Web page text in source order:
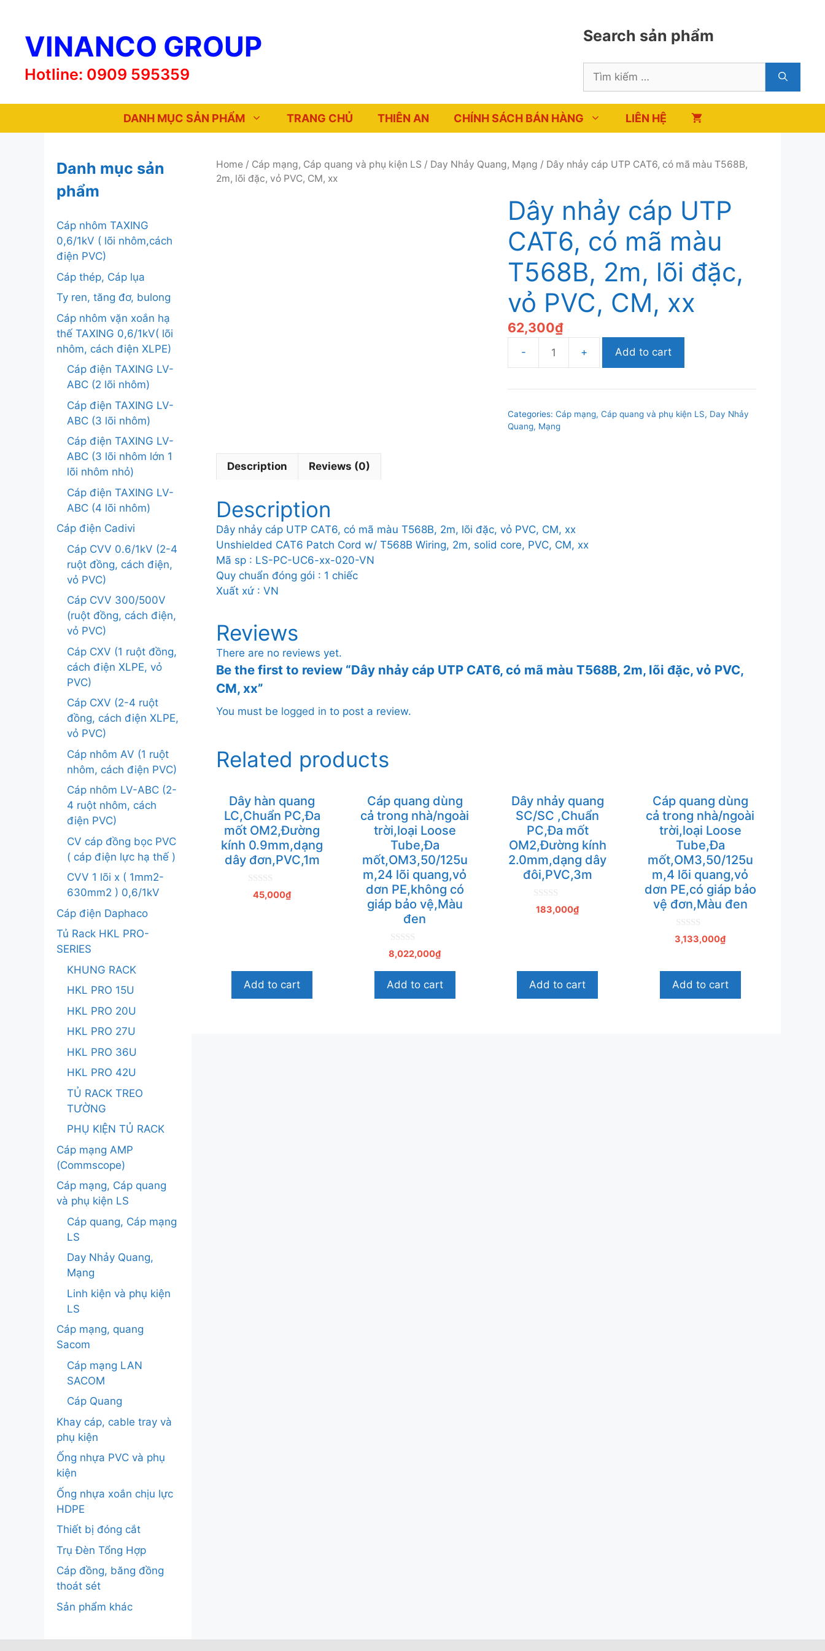
VINANCO GROUP
Hotline: 0909 595359
Search sản phẩm
Tìm
DANH MỤC SẢN PHẨM TRANG CHỦ THIÊN AN CHÍNH SÁCH BÁN HÀNG LIÊN HỆ
Home / Cáp mạng, Cáp quang và phụ kiện LS / Day Nhảy Quang, Mạng / Dây nhảy cáp UTP CAT6, có mã màu T568B,
2m, lõi đặc, vỏ PVC, CM, xx
Dây nhảy cáp UTP
CAT6, có mã màu
T568B, 2m, lõi đặc,
vỏ PVC, CM, xx
62,300₫
cáp
CAT6,
đặc,
vỏ
Add to cart
Categories:Cáp mạng, Cáp quang và phụ kiện LS, Day Nhảy
Quang, Mạng
Description Reviews (0)
Description
Dây nhảy cáp UTP CAT6, có mã màu T568B, 2m, lõi đặc, vỏ PVC, CM, xx
Unshielded CAT6 Patch Cord w/ T568B Wiring, 2m, solid core, PVC, CM, xx
Mã sp : LS-PC-UC6-xx-020-VN
Quy chuẩn đóng gói : 1 chiếc
Xuất xứ : VN
Reviews
There are no reviews yet.
Be the first to review “Dây nhảy cáp UTP CAT6, có mã màu T568B, 2m, lõi đặc, vỏ PVC,
CM, xx”
You must be logged in to post a review.
Related products
Dây hàn quang
LC,Chuẩn PC,Đa
mốt OM2,Đường
kính 0.9mm,dạng
dây đơn,PVC,1m
45,000₫
Add to cart
Cáp quang dùng
cả trong nhà/ngoài
trời,loại Loose
Tube,Đa
mốt,OM3,50/125u
m,24 lõi quang,vỏ
dơn PE,không có
giáp bảo vệ,Màu
đen
0
n
à
5
8,022,000₫
Add to cart
Dây nhảy quang
SC/SC ,Chuẩn
PC,Đa mốt
OM2,Đường kính
2.0mm,dạng dây
đôi,PVC,3m
0
n
183,000₫
Add to cart
Cáp quang dùng
cả trong nhà/ngoài
trời,loại Loose
Tube,Đa
mốt,OM3,50/125u
m,4 lõi quang,vỏ
dơn PE,có giáp bảo
vệ đơn,Màu đen
0
n
à
i
5
3,133,000₫
Add to cart
Danh mục sản
phẩm
Cáp nhôm TAXING
0,6/1kV ( lõi nhôm,cách
điện PVC)
Cáp thép, Cáp lụa
Ty ren, tăng đơ, bulong
Cáp nhôm vặn xoắn hạ
thế TAXING 0,6/1kV( lõi
nhôm, cách điện XLPE)
Cáp điện TAXING LV-
ABC (2 lõi nhôm)
Cáp điện TAXING LV-
ABC (3 lõi nhôm)
Cáp điện TAXING LV-
ABC (3 lõi nhôm lớn 1
lõi nhôm nhỏ)
Cáp điện TAXING LV-
ABC (4 lõi nhôm)
Cáp điện Cadivi
Cáp CVV 0.6/1kV (2-4
ruột đồng, cách điện,
vỏ PVC)
Cáp CVV 300/500V
(ruột đồng, cách điện,
vỏ PVC)
Cáp CXV (1 ruột đồng,
cách điện XLPE, vỏ
PVC)
Cáp CXV (2-4 ruột
đồng, cách điện XLPE,
vỏ PVC)
Cáp nhôm AV (1 ruột
nhôm, cách điện PVC)
Cáp nhôm LV-ABC (2-
4 ruột nhôm, cách
điện PVC)
CV cáp đồng bọc PVC
( cáp điện lực hạ thế )
CVV 1 lõi x ( 1mm2-
630mm2 ) 0,6/1kV
Cáp điện Daphaco
Tủ Rack HKL PRO-
SERIES
KHUNG RACK
HKL PRO 15U
HKL PRO 20U
HKL PRO 27U
HKL PRO 36U
HKL PRO 42U
TỦ RACK TREO
TƯỜNG
PHỤ KIỆN TỦ RACK
Cáp mạng AMP
(Commscope)
Cáp mạng, Cáp quang
và phụ kiện LS
Cáp quang, Cáp mạng
LS
Day Nhảy Quang,
Mạng
Linh kiện và phụ kiện
LS
Cáp mạng, quang
Sacom
Cáp mạng LAN
SACOM
Cáp Quang
Khay cáp, cable tray và
phụ kiện
Ống nhựa PVC và phụ
kiện
Ống nhựa xoắn chịu lực
HDPE
Thiết bị đóng cắt
Trụ Đèn Tổng Hợp
Cáp đồng, băng đồng
thoát sét
Sản phẩm khác